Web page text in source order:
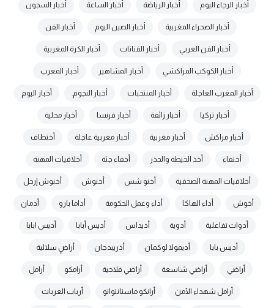
أخبار الرجاء اليوم أخبار الرياضة أخبار الساعة أخبار السجون
أخبار الصحراء المغربية أخبار الصين اليوم أخبار الفن
أخبار الفن العربي أخبار الفنانات أخبار الكرة المغربية
أخبار الكوكب المراكشي أخبار المشاهير أخبار المغرب
أخبار المغرب العاجلة أخبار المنتخبات أخبار النجوم. أخبار اليوم
أخبار تركيا أخبار زائفة أخبار فرنسا أخبار محلية
أخبار مراكش أخبار مغربية أخبار مغربية عاجلة أختطاف
أختفاء أخذ الحيطة والحذر أخفاء جثة أخلاقيات المهنة
أخلاقيات المهنة الصحفية أخنو شس أخنوش أخنوش إرحل
أخوش أداء الهاكا أداء وعمل الحكومة أداما بارو أدمان
أدوات تفاعلية أدوية أديداس أديس أبابا أديس ابابا
أديس بابا أديمولا لوكمان أذريبدجان أراضٍ سلالية
أراضي أراضي شاسعة أراضي فلاحية أرامكو أرامل
أرامل شهداء الأمن أرانكو ماستانتوانو أرباب العربات